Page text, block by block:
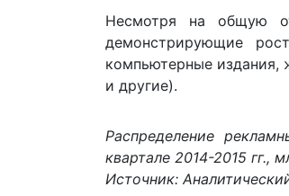
Несмотря на общую
демонстрирующие
компьютерные издания,
и другие).
Распределение
квартале 2014-2015 гг.,
Источник: